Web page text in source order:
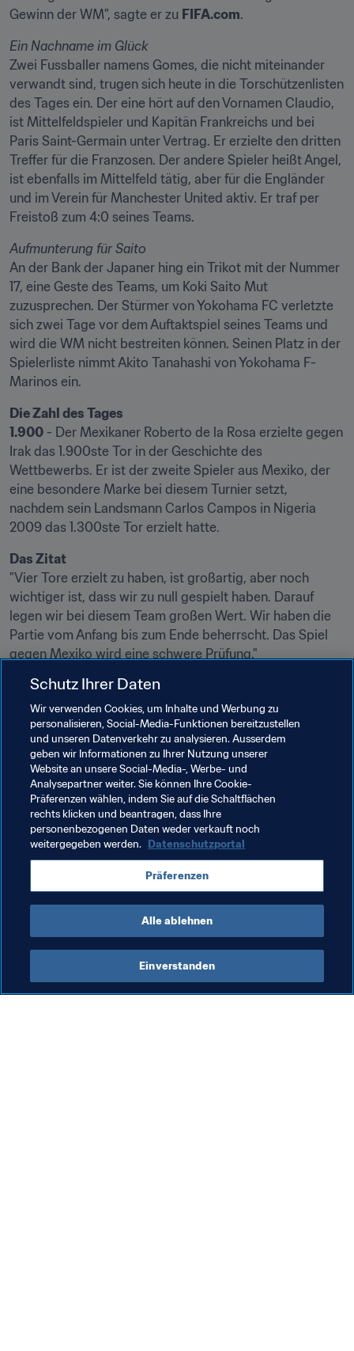
Gewinn der WM", sagte er zu FIFA.com.
Ein Nachname im Glück
Zwei Fussballer namens Gomes, die nicht miteinander
verwandt sind, trugen sich heute in die Torschützenlisten
des Tages ein. Der eine hört auf den Vornamen Claudio,
ist Mittelfeldspieler und Kapitän Frankreichs und bei
Paris Saint-Germain unter Vertrag. Er erzielte den dritten
Treffer für die Franzosen. Der andere Spieler heißt Angel,
ist ebenfalls im Mittelfeld tätig, aber für die Engländer
und im Verein für Manchester United aktiv. Er traf per
Freistoß zum 4:0 seines Teams.
Aufmunterung für Saito
An der Bank der Japaner hing ein Trikot mit der Nummer
17, eine Geste des Teams, um Koki Saito Mut
zuzusprechen. Der Stürmer von Yokohama FC verletzte
sich zwei Tage vor dem Auftaktspiel seines Teams und
wird die WM nicht bestreiten können. Seinen Platz in der
Spielerliste nimmt Akito Tanahashi von Yokohama F-
Marinos ein.
Die Zahl des Tages
1.900 - Der Mexikaner Roberto de la Rosa erzielte gegen
Irak das 1.900ste Tor in der Geschichte des
Wettbewerbs. Er ist der zweite Spieler aus Mexiko, der
eine besondere Marke bei diesem Turnier setzt,
nachdem sein Landsmann Carlos Campos in Nigeria
2009 das 1.300ste Tor erzielt hatte.
Das Zitat
"Vier Tore erzielt zu haben, ist großartig, aber noch
wichtiger ist, dass wir zu null gespielt haben. Darauf
legen wir bei diesem Team großen Wert. Wir haben die
Partie vom Anfang bis zum Ende beherrscht. Das Spiel
Verwandte Themen
Colombia England France Ghana
India Japan Mali Mexico
New Caledonia New Zealand Paraguay
Türkiye USA CAF AFC UEFA
Concacaf OFC CONMEBOL
Schutz Ihrer Daten
Wir verwenden Cookies, um Inhalte und Werbung zu
personalisieren, Social-Media-Funktionen bereitzustellen
und unseren Datenverkehr zu analysieren. Ausserdem
geben wir Informationen zu Ihrer Nutzung unserer
Website an unsere Social-Media-, Werbe- und
Analysepartner weiter. Sie können Ihre Cookie-
Präferenzen wählen, indem Sie auf die Schaltflächen
rechts klicken und beantragen, dass Ihre
personenbezogenen Daten weder verkauft noch
weitergegeben werden. Datenschutzportal
Präferenzen
Alle ablehnen
Einverstanden